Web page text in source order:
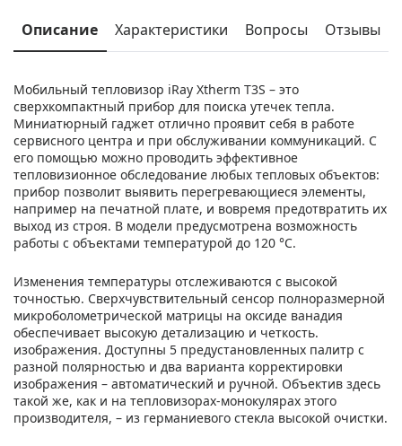
Описание Характеристики Вопросы Отзывы
Мобильный тепловизор iRay Xtherm T3S – это
сверхкомпактный прибор для поиска утечек тепла.
Миниатюрный гаджет отлично проявит себя в работе
сервисного центра и при обслуживании коммуникаций. С
его помощью можно проводить эффективное
тепловизионное обследование любых тепловых объектов:
прибор позволит выявить перегревающиеся элементы,
например на печатной плате, и вовремя предотвратить их
выход из строя. В модели предусмотрена возможность
работы с объектами температурой до 120 °С.
Изменения температуры отслеживаются с высокой
точностью. Сверхчувствительный сенсор полноразмерной
микроболометрической матрицы на оксиде ванадия
обеспечивает высокую детализацию и четкость.
изображения. Доступны 5 предустановленных палитр с
разной полярностью и два варианта корректировки
изображения – автоматический и ручной. Объектив здесь
такой же, как и на тепловизорах-монокулярах этого
производителя, – из германиевого стекла высокой очистки.